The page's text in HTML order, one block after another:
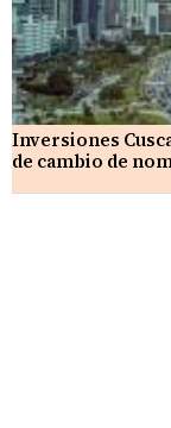
Inversiones
de cambio de